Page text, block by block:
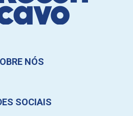
NÓS
SOCIAIS